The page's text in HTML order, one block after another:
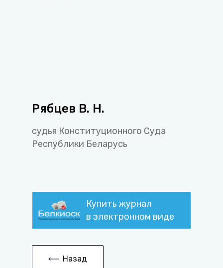
Рябцев В. Н.
судья Конституционного Суда
Республики Беларусь
Купить журнал
в электронном виде
Назад